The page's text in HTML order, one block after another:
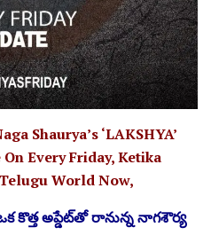
Shaurya’s ‘LAKSHYA’
Every Friday, Ketika
World Now,
కొత్త అప్డేట్‌తో రానున్న‌ నాగ‌శౌర్య